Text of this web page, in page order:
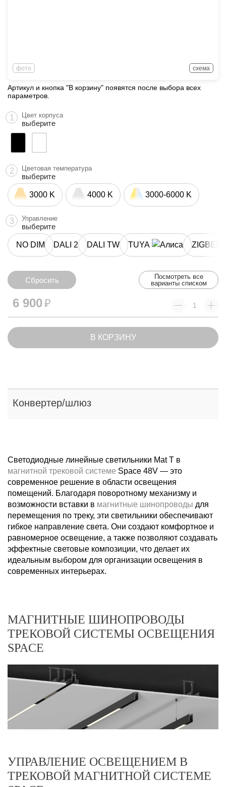
фото схема
Артикул и кнопка "В корзину" появятся после выбора всех
параметров.
1 Цвет корпуса
выберите
2 Цветовая температура
выберите
3000 K 4000 K 3000-6000 K
3 Управление
выберите
NO DIM DALI 2 DALI TW TUYA ZIGBEE
Посмотреть все
варианты списком
Сбросить
6 900₽
В КОРЗИНУ
Конвертер/шлюз
Светодиодные линейные светильники Mat T в
магнитной трековой системе Space 48V — это
современное решение в области освещения
помещений. Благодаря поворотному механизму и
возможности вставки в магнитные шинопроводы для
перемещения по треку, эти светильники обеспечивают
гибкое направление света. Они создают комфортное и
равномерное освещение, а также позволяют создавать
эффектные световые композиции, что делает их
идеальным выбором для организации освещения в
современных интерьерах.
МАГНИТНЫЕ ШИНОПРОВОДЫ
ТРЕКОВОЙ СИСТЕМЫ ОСВЕЩЕНИЯ
SPACE
УПРАВЛЕНИЕ ОСВЕЩЕНИЕМ В
ТРЕКОВОЙ МАГНИТНОЙ СИСТЕМЕ